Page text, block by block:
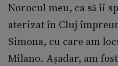
Norocul meu, ca să îi
aterizat în Cluj
Simona, cu care am
Milano. Așadar, am